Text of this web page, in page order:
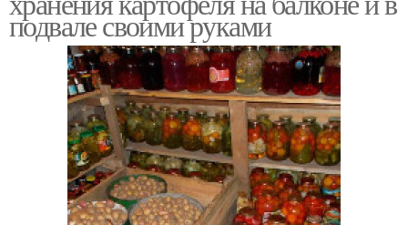
подвале своими руками